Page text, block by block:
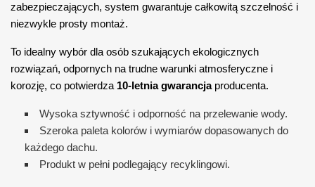
zabezpieczających, system gwarantuje całkowitą szczelność i
niezwykle prosty montaż.
To idealny wybór dla osób szukających ekologicznych
rozwiązań, odpornych na trudne warunki atmosferyczne i
korozję, co potwierdza 10-letnia gwarancjaproducenta.
Wysoka sztywność i odporność na przelewanie wody.
Szeroka paleta kolorów i wymiarów dopasowanych do
każdego dachu.
Produkt w pełni podlegający recyklingowi.